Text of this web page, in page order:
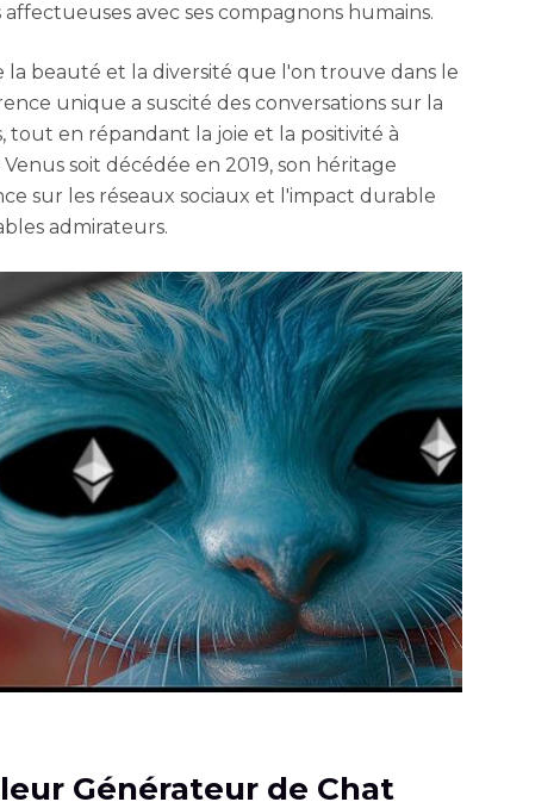
avec ses compagnons humains.
la beauté et la diversité que l'on trouve dans le
unique a suscité des conversations sur la
tout en répandant la joie et la positivité à
soit décédée en 2019, son héritage
sur les réseaux sociaux et l'impact durable
admirateurs.
Générateur de Chat